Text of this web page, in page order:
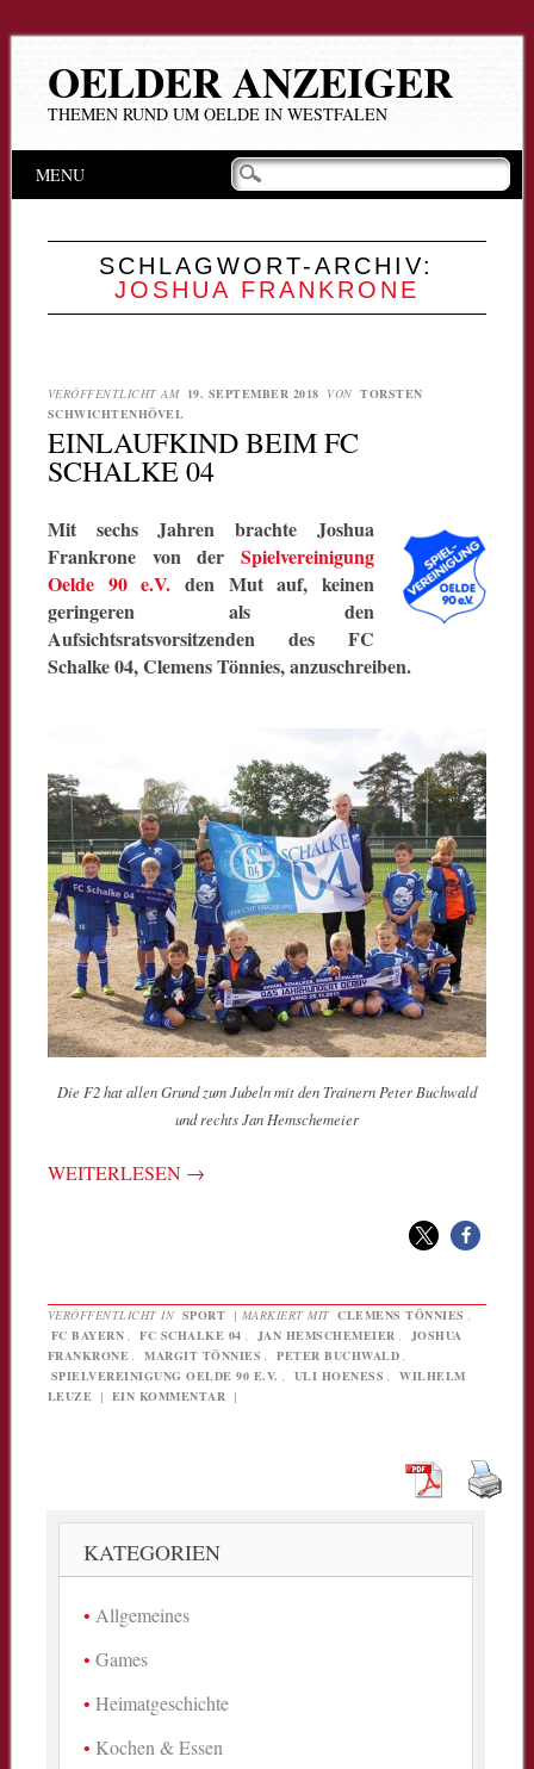
OELDER ANZEIGER
THEMEN RUND UM OELDE IN WESTFALEN
Hauptmenü
Inhalt
MENU
SCHLAGWORT-ARCHIV:
JOSHUA FRANKRONE
VERÖFFENTLICHT AM 19. SEPTEMBER 2018 VON TORSTEN
SCHWICHTENHÖVEL
EINLAUFKIND BEIM FC
SCHALKE 04
Mit sechs Jahren brachte Joshua
Frankrone von derSpielvereinigung
Oelde 90 e.V. den Mut auf, keinen
geringeren als den
Aufsichtsratsvorsitzenden des FC
Schalke 04, Clemens Tönnies, anzuschreiben.
Die F2 hat allen Grund zum Jubeln mit den Trainern Peter Buchwald
und rechts Jan Hemschemeier
WEITERLESEN →
VERÖFFENTLICHT IN SPORT | MARKIERT MIT CLEMENS TÖNNIES ,
FC BAYERN , FC SCHALKE 04 , JAN HEMSCHEMEIER ,
JOSHUA
FRANKRONE , MARGIT TÖNNIES , PETER BUCHWALD ,
SPIELVEREINIGUNG OELDE 90 E.V. , ULI HOENESS ,
WILHELM
LEUZE | EIN KOMMENTAR |
KATEGORIEN
Allgemeines
Games
Heimatgeschichte
Kochen & Essen